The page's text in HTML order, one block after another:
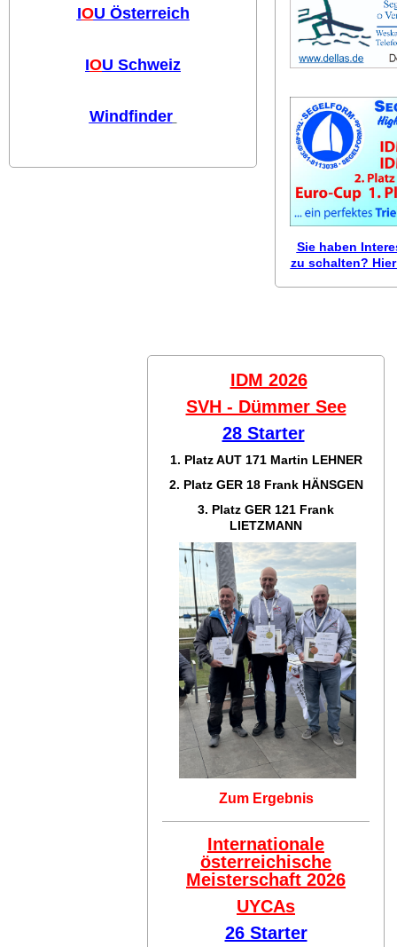
IOU Österreich
IOU Schweiz
Windfinder
Sie haben
zu schalten?
IDM 2026
SVH - Dümmer See
28 Starter
1. Platz AUT 171 Martin LEHNER
2. Platz GER 18 Frank HÄNSGEN
3. Platz GER 121 Frank
LIETZMANN
Zum Ergebnis
Internationale
österreichische
Meisterschaft 2026
UYCAs
26 Starter